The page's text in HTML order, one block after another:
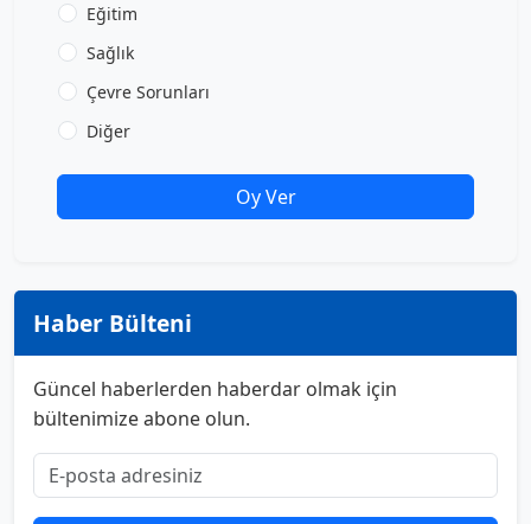
Eğitim
Sağlık
Çevre Sorunları
Diğer
Oy Ver
Haber Bülteni
Güncel haberlerden haberdar olmak için
bültenimize abone olun.